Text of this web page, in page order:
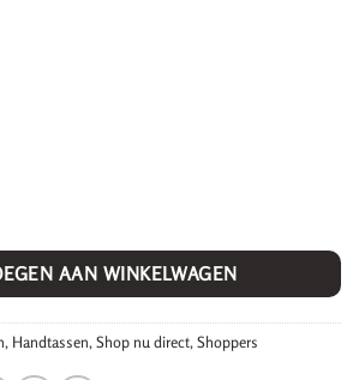
AAN WINKELWAGEN
, Handtassen, Shop nu direct, Shoppers